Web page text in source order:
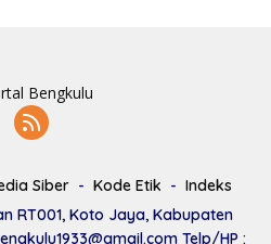
Siber Kode Etik
Indeks
RT001, Koto Jaya, Kabupaten
Telp/HP :